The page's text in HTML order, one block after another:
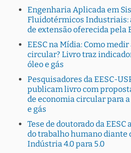
Engenharia Aplicada em
Fluidotérmicos Industriais:
de extensão oferecida pela
EESC na Mídia: Como
circular? Livro traz
óleo e gás
Pesquisadores da EESC-
publicam livro com
de economia circular para
e gás
Tese de doutorado da
do trabalho humano diante
Indústria 4.0 para 5.0